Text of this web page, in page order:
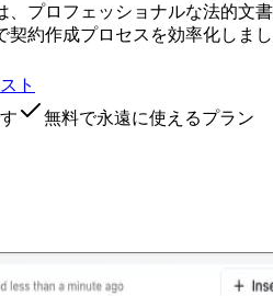
、プロフェッショナルな法的文
約作成プロセスを効率化しまし
ト
無料で永遠に使えるプラン